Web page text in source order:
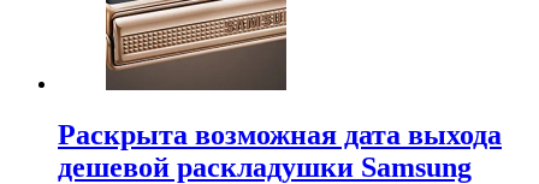
Раскрыта возможная дата выхода
дешевой раскладушки Samsung